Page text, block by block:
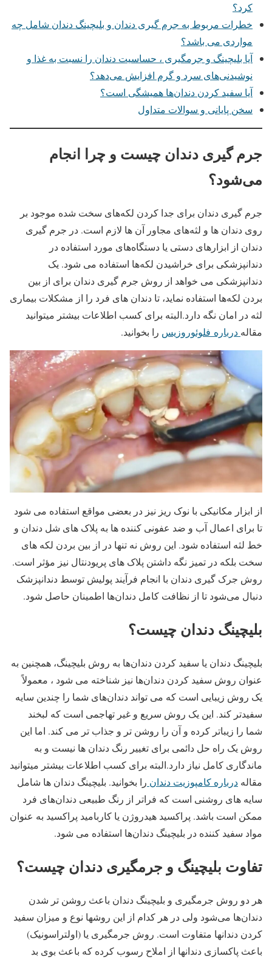
کرد؟
خطرات مربوط به جرم گیری دندان و بلیچینگ دندان شامل چه
مواردی می باشد؟
آیا بلیچینگ و جرمگیری ، حساسیت دندان را نسبت به غذا و
نوشیدنی‌های سرد و گرم افزایش می‌دهد؟
آیا سفید کردن دندان‌ها همیشگی است؟
سخن پایانی و سوالات متداول
جرم گیری دندان چیست و چرا انجام
می‌شود؟
جرم گیری دندان برای جدا کردن لکه‌های سخت شده موجود بر
روی دندان ها و لثه‌های مجاور آن ها لازم است. در جرم گیری
دندان از ابزارهای دستی یا دستگاه‌های مورد استفاده در
دندانپزشکی برای خراشیدن لکه‌ها استفاده می شود. یک
دندانپزشکی می خواهد از روش جرم گیری دندان برای از بین
بردن لکه‌ها استفاده نماید، تا دندان های فرد را از مشکلات بیماری
لثه در امان نگه دارد.البته برای کسب اطلاعات بیشتر میتوانید
مقاله درباره فلوئوروزیس را بخوانید.
از ابزار مکانیکی با نوک ریز نیز در بعضی مواقع استفاده می شود
تا برای اعمال آب و ضد عفونی کننده ها به پلاک های شل دندان و
خط لثه استفاده شود. این روش نه تنها در از بین بردن لکه های
سخت بلکه در تمیز نگه داشتن پلاک های پریودنتال نیز مؤثر است.
روش جرک گیری دندان با انجام فرآیند پولیش توسط دندانپزشک
دنبال می‌شود تا از نظافت کامل دندان‌ها اطمینان حاصل شود.
بلیچینگ دندان چیست؟
بلیچینگ دندان یا سفید کردن دندان‌ها به روش بلیچینگ، همچنین به
عنوان روش سفید کردن دندان‌ها نیز شناخته می شود ، معمولاً
یک روش زیبایی است که می تواند دندان‌های شما را چندین سایه
سفیدتر کند. این یک روش سریع و غیر تهاجمی است که لبخند
شما را زیباتر کرده و آن را روشن تر و جذاب تر می کند. اما این
روش یک راه حل دائمی برای تغییر رنگ دندان ها نیست و به
ماندگاری کامل نیاز دارد.البته برای کسب اطلاعات بیشتر میتوانید
مقاله درباره کامپوزیت دندان را بخوانید. بلیچینگ دندان ها شامل
سایه های روشنی است که فراتر از رنگ طبیعی دندان‌های فرد
ممکن است باشد. پراکسید هیدروژن یا کاربامید پراکسید به عنوان
مواد سفید کننده در بلیچینگ دندان‌ها استفاده می شود.
تفاوت بلیچینگ و جرمگیری دندان چیست؟
هر دو روش جرمگیری و بلیچینگ دندان باعث روشن تر شدن
دندان‌ها می‌شود ولی در هر کدام از این روشها نوع و میزان سفید
کردن دندانها متفاوت است. روش جرمگیری یا (اولتراسونیک)
باعث پاکسازی دندانها از املاح رسوب کرده که باعث بوی بد